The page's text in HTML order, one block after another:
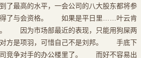
了最高的水平，一会公司的八大股东都将参
得了与会资格。 如果是平日里……叶云肯
。 因为市场部最近的表现，只能用狗屎两
对方是项羽，可惜自己不是刘邦。 手底下
司竞争对手的办公楼里了。 而好不容易出